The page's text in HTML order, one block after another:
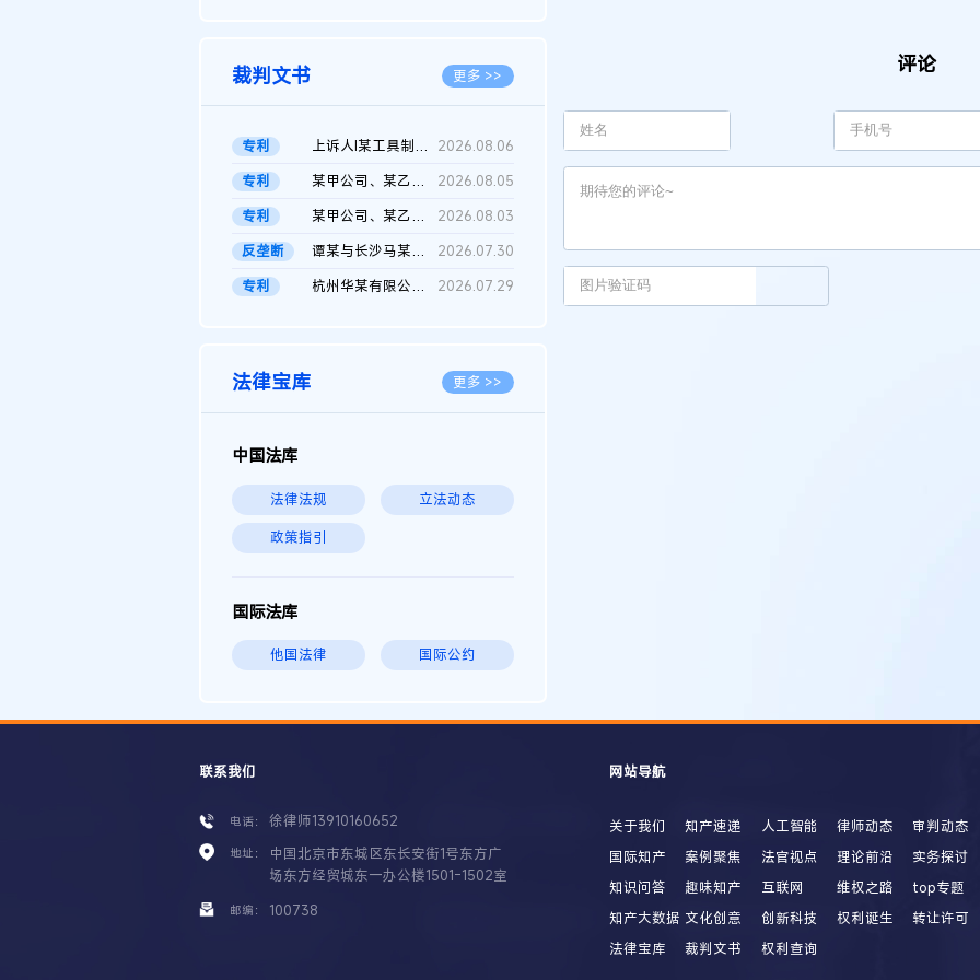
裁判文书 更多 >>
专利 上诉人I某工具制品有限公司与被上诉人程某及一审被告中华人民共和...
2026.08.06
专利
某甲公司、某乙公司、某丙公司申请诉前行为保全复议裁定书
2026.08.05
专利
某甲公司、某乙公司、官某与某丙公司专利申请权权属纠纷 二审判决...
2026.08.03
反垄断
谭某与长沙马某堆农产品股份有限公司滥用市场支配地位纠纷二审裁...
2026.07.30
专利
杭州华某有限公司与菲某有限公司侵害发明专利权纠纷 2026.07.29
法律宝库 更多 >>
中国法库
法律法规 立法动态
政策指引
国际法库
他国法律 国际公约
评论
联系我们
电话： 徐律师13910160652
地址：
中国北京市东城区东长安街1号东方广
场东方经贸城东一办公楼1501-1502室
邮编： 100738
网站导航
关于我们 知产速递 人工智能 律师动态
审判动态
国际知产
案例聚焦 法官视点 理论前沿
实务探讨
知识问答
趣味知产 互联网 维权之路
top专题
知产大数据 文化创意 创新科技 权利诞生
转让许可
法律宝库
裁判文书 权利查询